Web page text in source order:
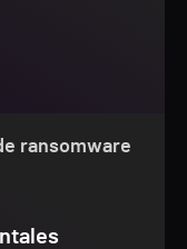
ransomware